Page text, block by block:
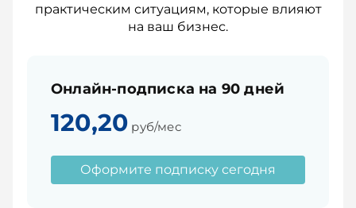
практическим ситуациям, которые влияют
на ваш бизнес.
Онлайн-подписка на 90 дней
120,20 руб/мес
Оформите подписку сегодня